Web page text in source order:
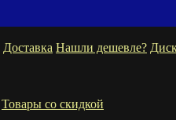
Доставка Нашли дешевле?
Товары со скидкой